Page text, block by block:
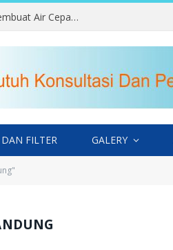
Kesalahan Memilih Lokasi Kolam Renang yang Membuat Air Cepat Kotor
FILTER GALERY